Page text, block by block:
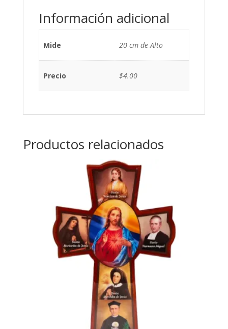
Información adicional
Mide 20 cm de Alto
Precio $4.00
Productos relacionados